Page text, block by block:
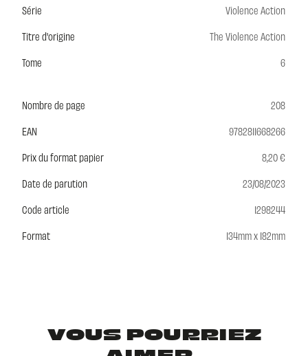
Série
Violence Action
Titre d'origine
The Violence Action
Tome
6
Nombre de page
208
EAN
9782811668266
Prix du format papier
8,20 €
Date de parution
23/08/2023
Code article
1298244
Format
134mm x 182mm
VOUS POURRIEZ